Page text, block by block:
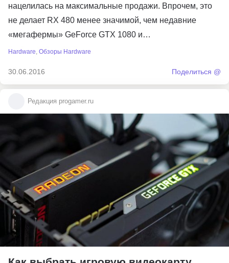
нацелилась на максимальные продажи. Впрочем, это
не делает RX 480 менее значимой, чем недавние
«мегафермы» GeForce GTX 1080 и…
Hardware, Обзоры Hardware
30.06.2016 Поделиться @
Редакция progamer.ru